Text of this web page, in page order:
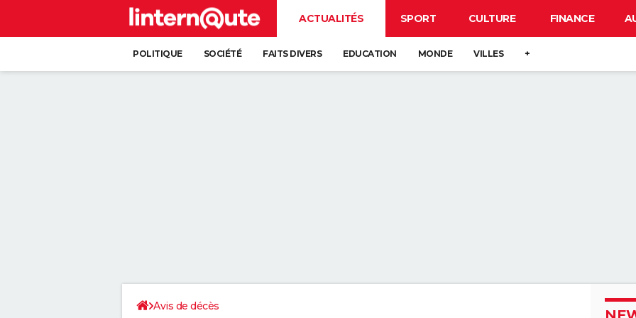
ACTUALITÉS SPORT CULTURE FINANCE
POLITIQUE SOCIÉTÉ FAITS DIVERS EDUCATION MONDE VILLES +
Avis de décès